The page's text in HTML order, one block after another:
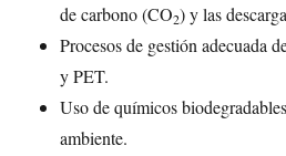
de carbono (CO2) y las
Procesos de gestión adecuada
y PET.
Uso de químicos
ambiente.